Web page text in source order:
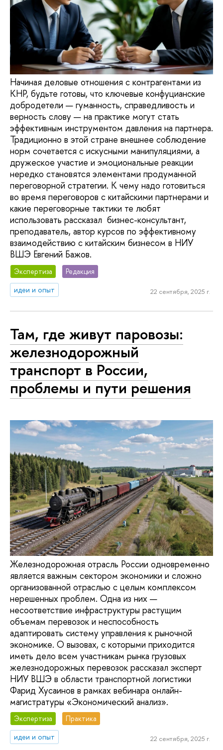
Начиная деловые отношения с контрагентами из
КНР, будьте готовы, что ключевые конфуцианские
добродетели — гуманность, справедливость и
верность слову — на практике могут стать
эффективным инструментом давления на партнера.
Традиционно в этой стране внешнее соблюдение
норм сочетается с искусными манипуляциями, а
дружеское участие и эмоциональные реакции
нередко становятся элементами продуманной
переговорной стратегии. К чему надо готовиться
во время переговоров с китайскими партнерами и
какие переговорные тактики те любят
использовать рассказал бизнес-консультант,
преподаватель, автор курсов по эффективному
взаимодействию с китайским бизнесом в НИУ
ВШЭ Евгений Бажов.
Экспертиза
Редакция
идеи и опыт
22 сентября, 2025 г.
Там, где живут паровозы:
железнодорожный
транспорт в России,
проблемы и пути решения
Железнодорожная отрасль России одновременно
является важным сектором экономики и сложно
организованной отраслью с целым комплексом
нерешенных проблем. Одна из них —
несоответствие инфраструктуры растущим
объемам перевозок и неспособность
адаптировать систему управления к рыночной
экономике. О вызовах, с которыми приходится
иметь дело всем участникам рынка грузовых
железнодорожных перевозок рассказал эксперт
НИУ ВШЭ в области транспортной логистики
Фарид Хусаинов в рамках вебинара онлайн-
магистратуры «Экономический анализ».
Экспертиза
Практика
идеи и опыт
22 сентября, 2025 г.